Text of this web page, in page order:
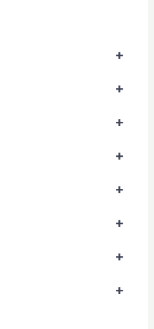
+
+
+
+
+
+
+
+